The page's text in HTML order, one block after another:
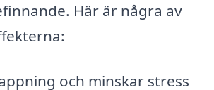
Här är några av
och minskar stress